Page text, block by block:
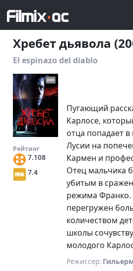
Хребет дьявола
El espinazo del diablo
Рейтинг
7.108
7.4
Пугающий
Карлосе,
отца попадает
Лусии на
Кармен и
Отец мальчика
убитым в
режима Франко.
перегружен
количеством
школы
молодого
Режиссер: